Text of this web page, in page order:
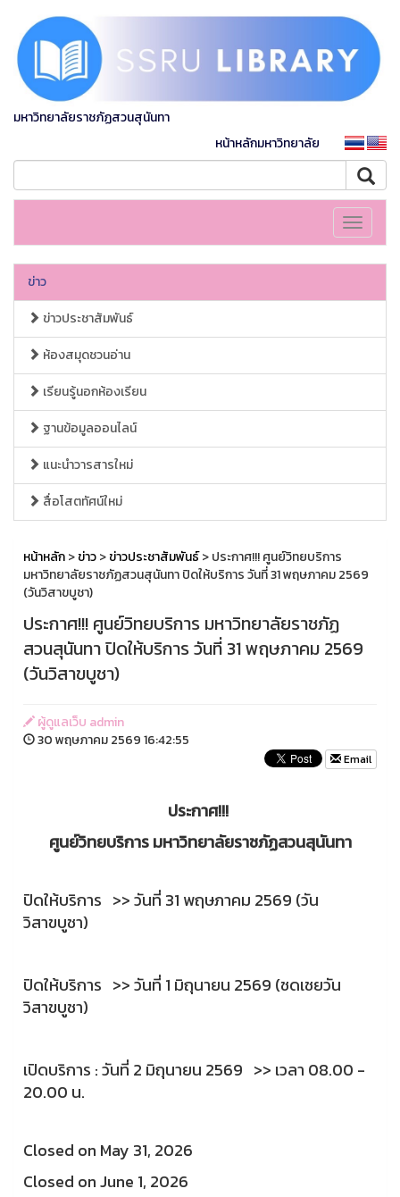
มหาวิทยาลัยราชภัฏสวนสุนันทา
หน้าหลักมหาวิทยาลัย
Toggle
ข่าว
ข่าวประชาสัมพันธ์
ห้องสมุดชวนอ่าน
เรียนรู้นอกห้องเรียน
ฐานข้อมูลออนไลน์
แนะนำวารสารใหม่
สื่อโสตทัศน์ใหม่
หน้าหลัก>ข่าว>ข่าวประชาสัมพันธ์> ประกาศ!!! ศูนย์วิทยบริการ
มหาวิทยาลัยราชภัฏสวนสุนันทา ปิดให้บริการ วันที่ 31 พฤษภาคม 2569
(วันวิสาขบูชา)
ประกาศ!!! ศูนย์วิทยบริการ มหาวิทยาลัยราชภัฏ
สวนสุนันทา ปิดให้บริการ วันที่ 31 พฤษภาคม 2569
(วันวิสาขบูชา)
ผู้ดูแลเว็บ admin
30 พฤษภาคม 2569 16:42:55
Email
ประกาศ!!!
ศูนย์วิทยบริการ มหาวิทยาลัยราชภัฏสวนสุนันทา
ปิดให้บริการ >>วันที่ 31 พฤษภาคม 2569 (วัน
วิสาขบูชา)
ปิดให้บริการ >>วันที่ 1 มิถุนายน 2569 (ชดเชยวัน
วิสาขบูชา)
เปิดบริการ : วันที่ 2 มิถุนายน 2569 >> เวลา 08.00 -
20.00 น.
Closed on May 31, 2026
Closed on June 1, 2026